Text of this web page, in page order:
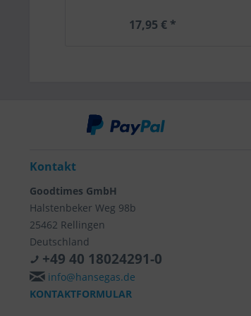
17,95 € *
Kontakt
Goodtimes GmbH
Halstenbeker Weg 98b
25462 Rellingen
Deutschland
+49 40 18024291-0
info@hansegas.de
KONTAKTFORMULAR